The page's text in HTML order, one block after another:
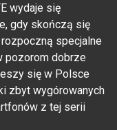
wydaje się
gdy skończą się
specjalne
pozorom dobrze
się w Polsce
zbyt wygórowanych
z tej serii